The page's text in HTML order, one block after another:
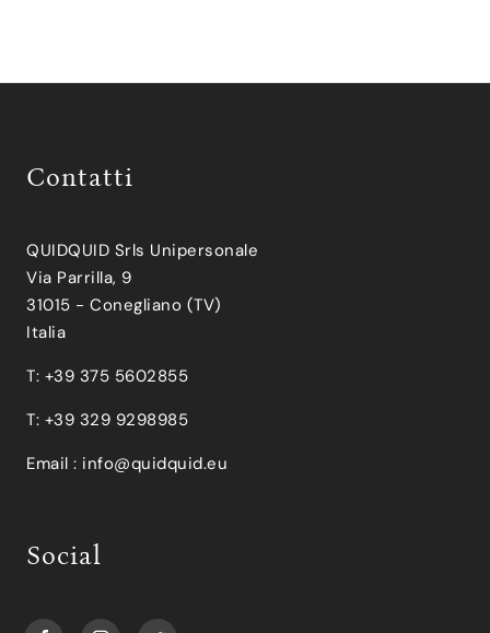
Contatti
QUIDQUID Srls Unipersonale
Via Parrilla, 9
31015 - Conegliano (TV)
Italia
T: +39 375 5602855
T: +39 329 9298985
Email : info@quidquid.eu
Social